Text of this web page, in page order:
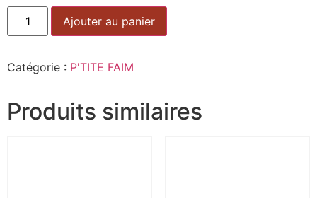
Ajouter au panier
Catégorie : P'TITE FAIM
Produits similaires